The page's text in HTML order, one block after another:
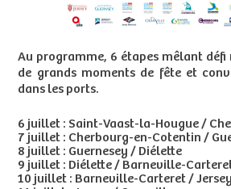
Au programme, 6 étapes mêlant défi
de grands moments de fête et
dans les ports.
6 juillet : Saint-Vaast-la-Hougue /
7 juillet : Cherbourg-en-Cotentin /
8 juillet : Guernesey / Diélette
9 juillet : Diélette / Barneville-
10 juillet : Barneville-Carteret / Jersey